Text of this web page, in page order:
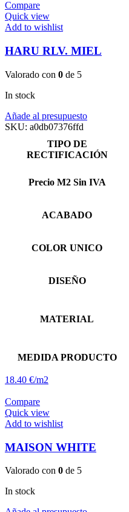
Compare
Quick view
Add to wishlist
HARU RLV. MIEL
Valorado con 0 de 5
In stock
Añade al presupuesto
SKU: a0db07376ffd
TIPO DE
RECTIFICACIÓN
Precio M2 Sin IVA
ACABADO
COLOR UNICO
DISEÑO
MATERIAL
MEDIDA PRODUCTO
18.40 €/m2
Compare
Quick view
Add to wishlist
MAISON WHITE
Valorado con 0 de 5
In stock